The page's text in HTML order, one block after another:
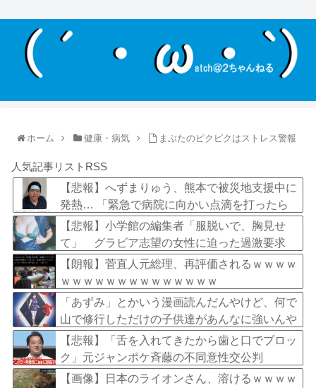
ホーム 健康・病気 まぶたのピクピクはストレス警報
人気記事リストRSS
【悲報】へずまりゅう、熊本で被災地支援中に
発熱… 「緊急で病院に向かい点滴を打ったら
楽に」 回復を報告
【悲報】小学館の編集者「服脱いで、胸見せ
て」 グラビア志望の女性に迫った過激要求
【朗報】菅直人元総理、再評価されるｗｗｗｗ
ｗｗｗｗｗｗｗｗｗｗｗｗｗｗ
「あずみ」とかいう漫画読んだんやけど、何で
山で修行しただけの子供達があんなに強いんや
【悲報】「舌を入れてきたから歯と口でブロッ
ク」元ジャンポケ斉藤の不同意性交公判
【画像】日本のライオンさん、溶けるｗｗｗｗ